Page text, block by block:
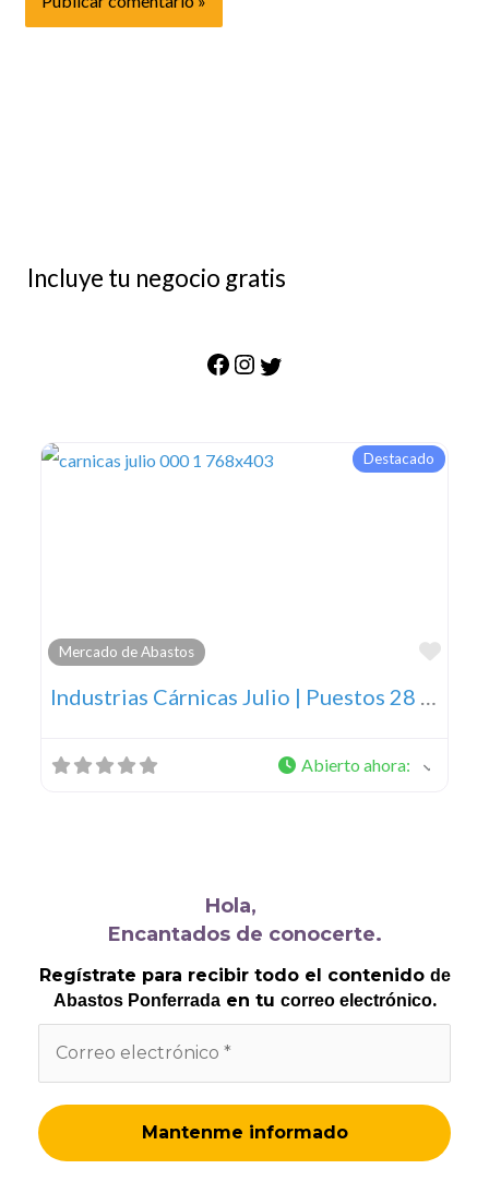
Incluye tu negocio gratis
Destacado
Mercado de Abastos
Abierto ahora:
Hola,
Encantados de conocerte.
Regístrate para recibir todo el contenido de
Abastos Ponferradaen tu correo electrónico.